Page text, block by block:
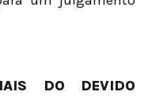
DO DEVIDO